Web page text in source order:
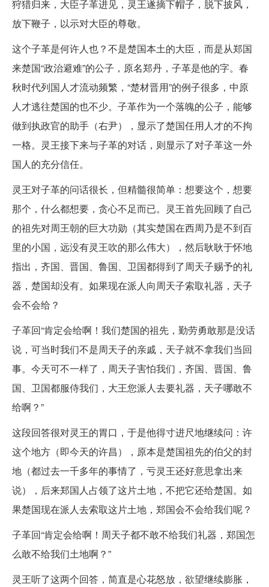
狩猎归来，大臣子革进见，灵王遂摘下帽子，脱下披风，
放下鞭子，以示对大臣的尊敬。
这个子革是何许人也？不是楚国本土的大臣，而是从郑国
来楚国“政治避难”的公子，原名郑丹，子革是他的字。春
秋时代列国人才流动频繁，“楚材晋用”的例子很多，中原
人才逃往楚国的也不少。子革作为一个落魄的公子，能够
做到执政官的助手（右尹），显示了楚国任用人才的不拘
一格。灵王接下来与子革的对话，则显示了对子革这一外
国人的充分信任。
灵王对子革的问话很长，但精髓很简单：想要这个，想要
那个，什么都想要，贪心不足而已。灵王首先回顾了自己
的祖先对周王朝的巨大功勋（其实楚国在西周乃是不到百
里的小国，远没有灵王吹的那么伟大），然后耿耿于怀地
指出，齐国、晋国、鲁国、卫国都得到了周天子赐予的礼
器，楚国却没有。如果现在派人向周天子索取礼器，天子
会不会给？
子革回“肯定会给啊！我们楚国的祖先，勤劳勇敢那是没话
说，可当时我们不是周天子的亲戚，天子就不拿我们当回
事。今天可不一样了，周天子害怕我们，齐国、晋国、鲁
国、卫国都服侍我们，大王您派人去要礼器，天子哪敢不
给啊？”
这段回答很对灵王的胃口，于是他得寸进尺地继续问：许
这个地方（即今天的许昌），原本是楚国祖先的伯父的封
地（都过去一千多年的事情了，亏灵王还好意思拿出来
说），后来郑国人占领了这片土地，不把它还给楚国。如
果楚国现在派人去索取这片土地，郑国会不会给我们呢？
子革回“肯定会给啊！周天子都不敢不给我们礼器，郑国怎
么敢不给我们土地啊？”
灵王听了这两个回答，简直是心花怒放，欲望继续膨胀，